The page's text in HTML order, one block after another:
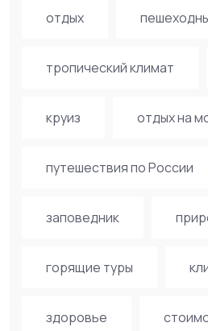
отдых
тропический климат
круиз отдых на
путешествия по России
заповедник
горящие туры
здоровье